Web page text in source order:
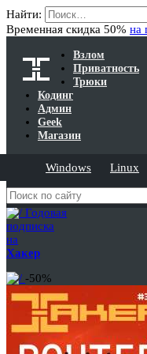
Найти:
Временная скидка 50% на
Взлом
Приватность
Трюки
Кодинг
Админ
Geek
Магазин
Windows Linux
Годовая
подписка
на
Хакер
-50%